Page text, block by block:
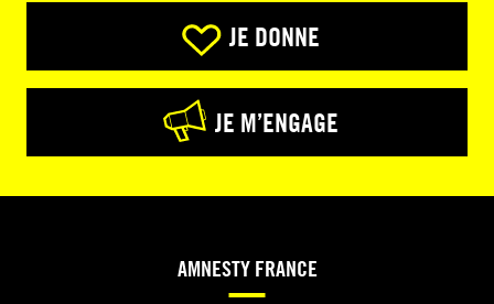
JE DONNE
JE M’ENGAGE
AMNESTY FRANCE